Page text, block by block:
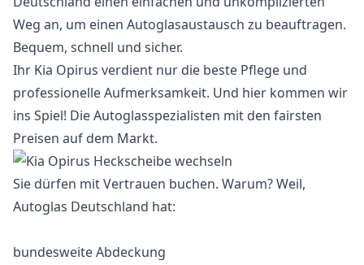
Weg an, um einen Autoglasaustausch zu beauftragen.
Bequem, schnell und sicher.
Ihr Kia Opirus verdient nur die beste Pflege und
professionelle Aufmerksamkeit. Und hier kommen wir
ins Spiel! Die Autoglasspezialisten mit den fairsten
Preisen auf dem Markt.
Sie dürfen mit Vertrauen buchen. Warum? Weil,
Autoglas Deutschland hat:
bundesweite Abdeckung